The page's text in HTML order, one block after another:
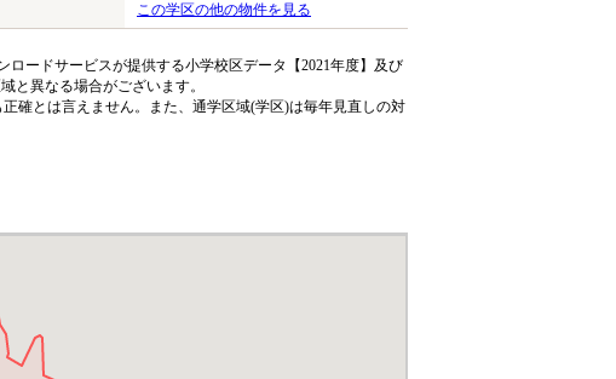
この学区の他の物件を見る
ードサービスが提供する小学校区データ【2021年度】及び
と異なる場合がございます。
確とは言えません。また、通学区域(学区)は毎年見直しの対